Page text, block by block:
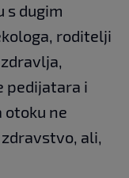
s dugim
roditelji
pedijatara i
otoku ne
ali,